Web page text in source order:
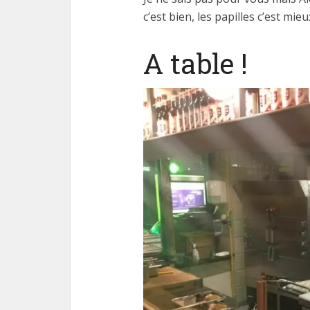
c’est bien, les papilles c’est
A table !